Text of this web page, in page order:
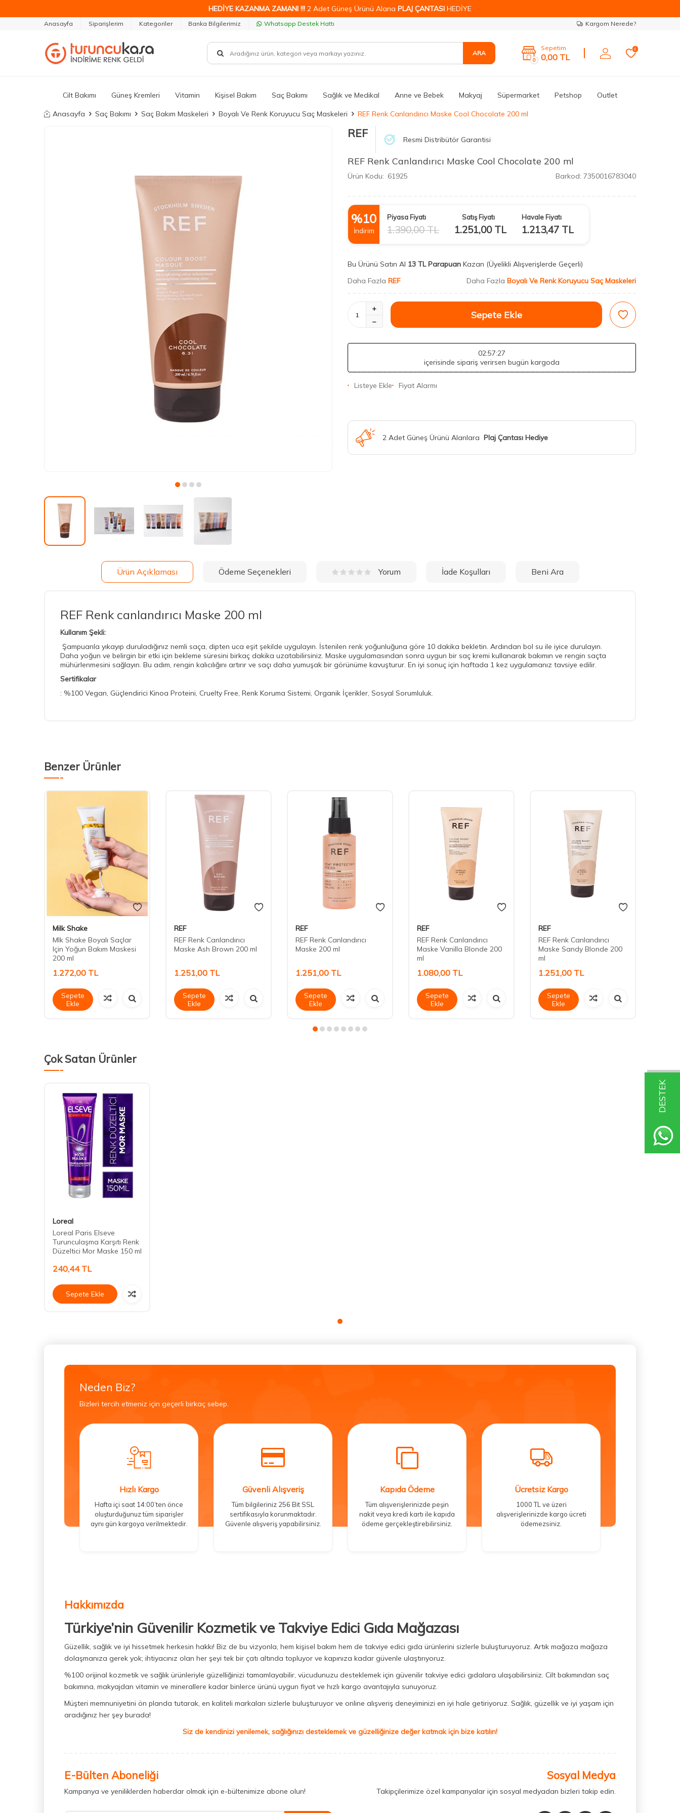
DESTEK
HEDİYE KAZANMA ZAMANI !!! 2 Adet Güneş Ürünü Alana PLAJ ÇANTASI HEDİYE
Anasayfa Siparişlerim Kategoriler Banka Bilgilerimiz Whatsapp Destek Hattı Kargom Nerede?
ARA
0
Sepetim
0,00 TL
0
Cilt Bakımı Güneş Kremleri Vitamin Kişisel Bakım Saç Bakımı Sağlık ve Medikal Anne ve Bebek Makyaj Süpermarket Petshop Outlet
Anasayfa Saç Bakımı Saç Bakım Maskeleri Boyalı Ve Renk Koruyucu Saç Maskeleri REF Renk Canlandırıcı Maske Cool Chocolate 200 ml
REF Resmi Distribütör Garantisi
REF Renk Canlandırıcı Maske Cool Chocolate 200 ml
Ürün Kodu: 61925 Barkod: 7350016783040
%10
İndirim
Piyasa Fiyatı
1.390,00TL
Satış Fiyatı
1.251,00TL
Havale Fiyatı
1.213,47 TL
Bu Ürünü Satın Al 13 TL Parapuan Kazan (Üyelikli Alışverişlerde Geçerli)
Daha Fazla REF Daha Fazla Boyalı Ve Renk Koruyucu Saç Maskeleri
Sepete Ekle
02:57:26
içerisinde sipariş verirsen bugün kargoda
Listeye Ekle Fiyat Alarmı
2 Adet Güneş Ürünü Alanlara Plaj Çantası Hediye
Ürün Açıklaması Ödeme Seçenekleri Yorum İade Koşulları Beni Ara
REF Renk canlandırıcı Maske 200 ml
Kullanım Şekli:
Şampuanla yıkayıp duruladığınız nemli saça, dipten uca eşit şekilde uygulayın. İstenilen renk yoğunluğuna göre 10 dakika bekletin. Ardından bol su ile iyice durulayın.
Daha yoğun ve belirgin bir etki için bekleme süresini birkaç dakika uzatabilirsiniz. Maske uygulamasından sonra uygun bir saç kremi kullanarak bakımın ve rengin saçta
mühürlenmesini sağlayın. Bu adım, rengin kalıcılığını artırır ve saçı daha yumuşak bir görünüme kavuşturur. En iyi sonuç için haftada 1 kez uygulamanız tavsiye edilir.
Sertifikalar
: %100 Vegan, Güçlendirici Kinoa Proteini, Cruelty Free, Renk Koruma Sistemi, Organik İçerikler, Sosyal Sorumluluk.
Benzer Ürünler
Milk Shake
Mlk Shake Boyalı Saçlar
Için Yoğun Bakım Maskesi
200 ml
1.272,00 TL
Sepete
Ekle
REF
REF Renk Canlandırıcı
Maske Ash Brown 200 ml
1.251,00 TL
Sepete
Ekle
REF
REF Renk Canlandırıcı
Maske 200 ml
1.251,00 TL
Sepete
Ekle
REF
REF Renk Canlandırıcı
Maske Vanilla Blonde 200
ml
1.080,00 TL
Sepete
Ekle
REF
REF Renk Canlandırıcı
Maske Sandy Blonde 200
ml
1.251,00 TL
Sepete
Ekle
Çok Satan Ürünler
Loreal
Loreal Paris Elseve
Turunculaşma Karşıtı Renk
Düzeltici Mor Maske 150 ml
240,44TL
Sepete Ekle
Neden Biz?
Bizleri tercih etmeniz için geçerli birkaç sebep.
Hızlı Kargo
Hafta içi saat 14:00’ten önce
oluşturduğunuz tüm siparişler
aynı gün kargoya verilmektedir.
Güvenli Alışveriş
Tüm bilgileriniz 256 Bit SSL
sertifikasıyla korunmaktadır.
Güvenle alışveriş yapabilirsiniz.
Kapıda Ödeme
Tüm alışverişlerinizde peşin
nakit veya kredi kartı ile kapıda
ödeme gerçekleştirebilirsiniz.
Ücretsiz Kargo
1000 TL ve üzeri
alışverişlerinizde kargo ücreti
ödemezsiniz.
Hakkımızda
Türkiye’nin Güvenilir Kozmetik ve Takviye Edici Gıda Mağazası
Güzellik, sağlık ve iyi hissetmek herkesin hakkı! Biz de bu vizyonla, hem kişisel bakım hem de takviye edici gıda ürünlerini sizlerle buluşturuyoruz. Artık mağaza mağaza
dolaşmanıza gerek yok; ihtiyacınız olan her şeyi tek bir çatı altında topluyor ve kapınıza kadar güvenle ulaştırıyoruz.
%100 orijinal kozmetik ve sağlık ürünleriyle güzelliğinizi tamamlayabilir, vücudunuzu desteklemek için güvenilir takviye edici gıdalara ulaşabilirsiniz. Cilt bakımından saç
bakımına, makyajdan vitamin ve minerallere kadar binlerce ürünü uygun fiyat ve hızlı kargo avantajıyla sunuyoruz.
Müşteri memnuniyetini ön planda tutarak, en kaliteli markaları sizlerle buluşturuyor ve online alışveriş deneyiminizi en iyi hale getiriyoruz. Sağlık, güzellik ve iyi yaşam için
aradığınız her şey burada!
Siz de kendinizi yenilemek, sağlığınızı desteklemek ve güzelliğinize değer katmak için bize katılın!
E-Bülten Aboneliği
Kampanya ve yeniliklerden haberdar olmak için e-bültenimize abone olun!
Sosyal Medya
Takipçilerimize özel kampanyalar için sosyal medyadan bizleri takip edin.